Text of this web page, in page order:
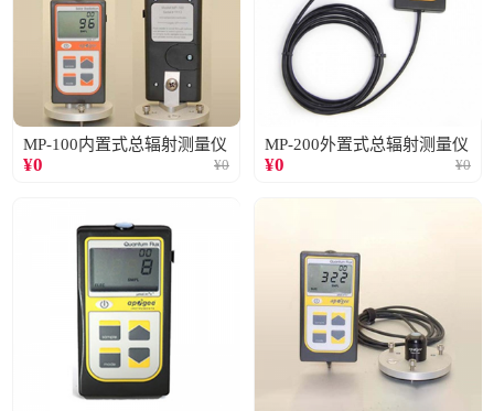
MP-100内置式总辐射测量仪
¥0 ¥0
MP-200外置式总辐射测量仪
¥0 ¥0